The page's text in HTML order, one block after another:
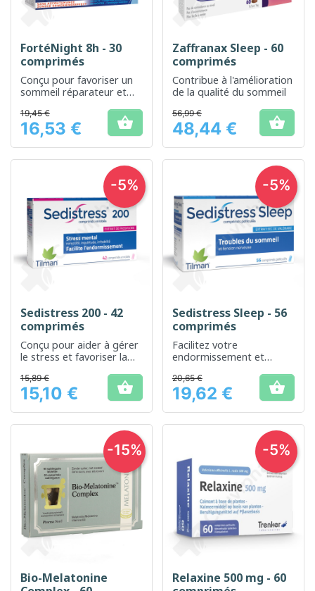
FortéNight 8h - 30
comprimés
Conçu pour favoriser un
sommeil réparateur et
Prix
19,45 €
16,53 € 
Zaffranax Sleep - 60
comprimés
Contribue à l'amélioration
de la qualité du sommeil
Prix
56,99 €
48,44 € 
Sedistress 200 - 42
comprimés
Conçu pour aider à gérer
le stress et favoriser la
Prix
15,89 €
15,10 € 
-5%
Sedistress Sleep - 56
comprimés
Facilitez votre
endormissement et
votre sommeil
Prix
20,65 €
19,62 € 
-5%
Bio-Melatonine
-15%
Relaxine 500 mg - 60
-5%